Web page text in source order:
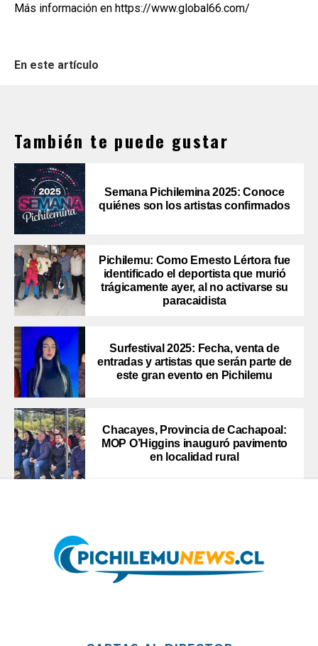
Más información en https://www.global66.com/
En este artículo
También te puede gustar
Semana Pichilemina 2025: Conoce
quiénes son los artistas confirmados
Pichilemu: Como Ernesto Lértora fue
identificado el deportista que murió
trágicamente ayer, al no activarse su
paracaidista
Surfestival 2025: Fecha, venta de
entradas y artistas que serán parte de
este gran evento en Pichilemu
Chacayes, Provincia de Cachapoal:
MOP O’Higgins inauguró pavimento
en localidad rural